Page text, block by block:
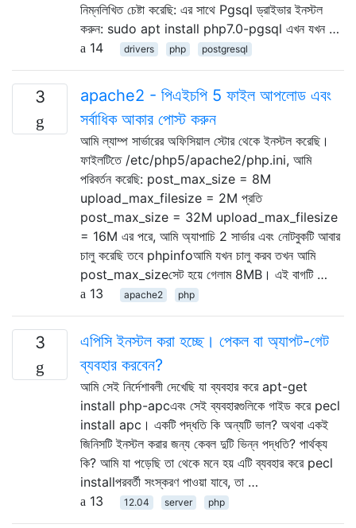
নিম্নলিখিত চেষ্টা করেছি: এর সাথে Pgsql ড্রাইভার ইনস্টল
করুন: sudo apt install php7.0-pgsql এখন যখন …
14
drivers php postgresql
3
apache2 - পিএইচপি 5 ফাইল আপলোড এবং
সর্বাধিক আকার পোস্ট করুন
আমি ল্যাম্প সার্ভারের অফিসিয়াল স্টোর থেকে ইনস্টল করেছি।
ফাইলটিতে /etc/php5/apache2/php.ini, আমি
পরিবর্তন করেছি: post_max_size = 8M
upload_max_filesize = 2M প্রতি
post_max_size = 32M upload_max_filesize
= 16M এর পরে, আমি অ্যাপাচি 2 সার্ভার এবং নোটবুকটি আবার
চালু করেছি তবে phpinfoআমি যখন চালু করব তখন আমি
post_max_sizeসেট হয়ে গেলাম 8MB। এই বাগটি …
13
apache2 php
3
এপিসি ইনস্টল করা হচ্ছে। পেকল বা অ্যাপট-গেট
ব্যবহার করবেন?
আমি সেই নির্দেশাবলী দেখেছি যা ব্যবহার করে apt-get
install php-apcএবং সেই ব্যবহারগুলিকে গাইড করে pecl
install apc। একটি পদ্ধতি কি অন্যটি ভাল? অথবা একই
জিনিসটি ইনস্টল করার জন্য কেবল দুটি ভিন্ন পদ্ধতি? পার্থক্য
কি? আমি যা পড়েছি তা থেকে মনে হয় এটি ব্যবহার করে pecl
installপরবর্তী সংস্করণ পাওয়া যাবে, তা …
13
12.04 server php